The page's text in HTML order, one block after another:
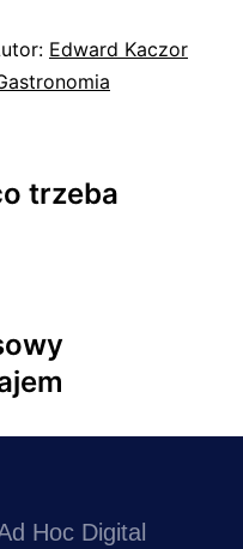
Edward Kaczor
trzeba
Hoc Digital